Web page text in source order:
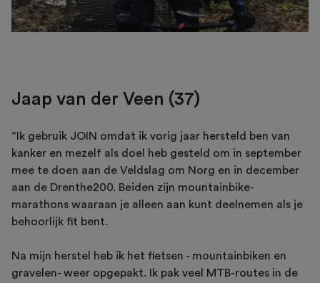
Jaap van der Veen (37)
“Ik gebruik JOIN omdat ik vorig jaar hersteld ben van
kanker en mezelf als doel heb gesteld om in september
mee te doen aan de Veldslag om Norg en in december
aan de Drenthe200. Beiden zijn mountainbike-
marathons waaraan je alleen aan kunt deelnemen als je
behoorlijk fit bent.
Na mijn herstel heb ik het fietsen - mountainbiken en
gravelen- weer opgepakt. Ik pak veel MTB-routes in de